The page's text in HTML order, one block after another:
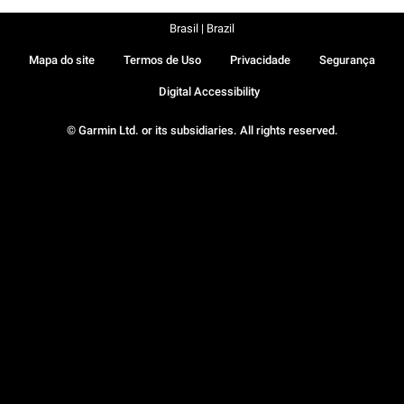
© Garmin Ltd. or its subsidiaries. All rights reserved.
Mapa do site Termos de Uso Privacidade Segurança
Digital Accessibility
Brasil | Brazil